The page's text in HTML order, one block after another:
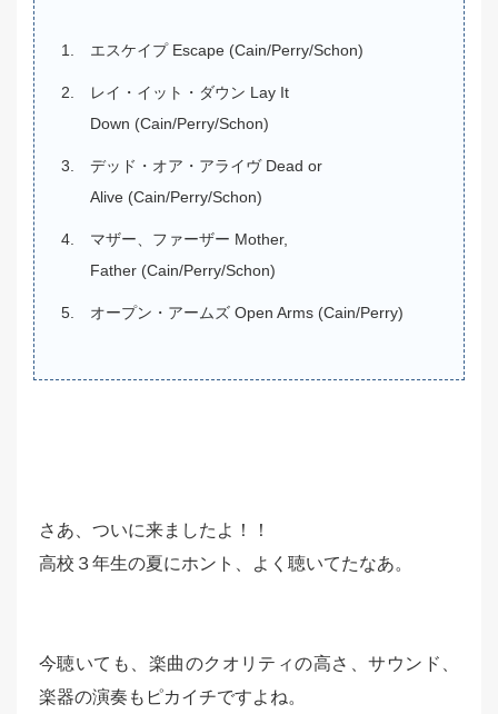
エスケイプ Escape (Cain/Perry/Schon)
レイ・イット・ダウン Lay It
Down (Cain/Perry/Schon)
デッド・オア・アライヴ Dead or
Alive (Cain/Perry/Schon)
マザー、ファーザー Mother,
Father (Cain/Perry/Schon)
オープン・アームズ Open Arms (Cain/Perry)
さあ、ついに来ましたよ！！
高校３年生の夏にホント、よく聴いてたなあ。
今聴いても、楽曲のクオリティの高さ、サウンド、
楽器の演奏もピカイチですよね。